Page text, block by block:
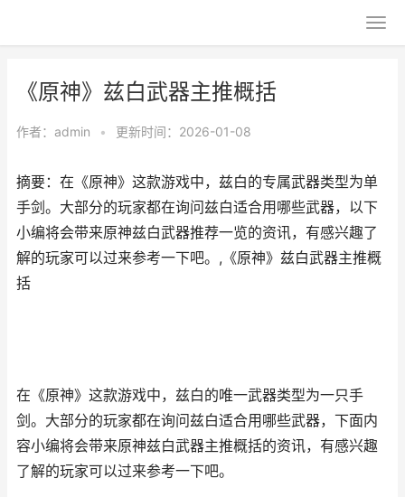
《原神》兹白武器主推概括
作者： admin • 更新时间：2026-01-08
摘要：在《原神》这款游戏中，兹白的专属武器类型为单
手剑。大部分的玩家都在询问兹白适合用哪些武器，以下
小编将会带来原神兹白武器推荐一览的资讯，有感兴趣了
解的玩家可以过来参考一下吧。,《原神》兹白武器主推概
括
在《原神》这款游戏中，兹白的唯一武器类型为一只手
剑。大部分的玩家都在询问兹白适合用哪些武器，下面内
容小编将会带来原神兹白武器主推概括的资讯，有感兴趣
了解的玩家可以过来参考一下吧。